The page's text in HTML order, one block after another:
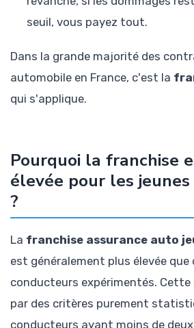
seuil, vous payez tout.
Dans la grande majorité des
automobile en France, c'est la
qui s'applique.
Pourquoi la franchise
élevée pour les
?
La franchise assurance auto
est généralement plus élevée que
conducteurs expérimentés.
par des critères purement
conducteurs ayant moins de